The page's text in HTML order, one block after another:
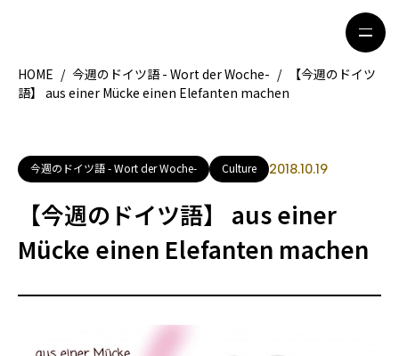
地域別ガイド
グルメ
観光ガイド
留学＆キャリア
ライフスタイル
HOME / 今週のドイツ語 - Wort der Woche- /
【今週のドイツ
語】 aus einer Mücke einen Elefanten machen
今週のドイツ語 - Wort der Woche- Culture 2018.10.19
【今週のドイツ語】 aus einer
Mücke einen Elefanten machen